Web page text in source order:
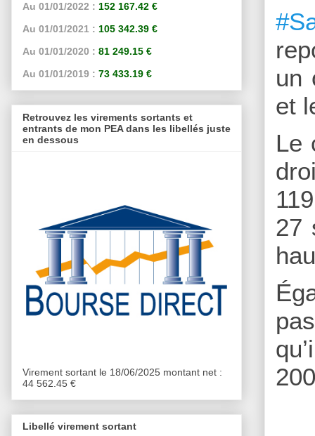
un
et
Le
27
Au 01/01/2022 : 152 167.42 €
Au 01/01/2021 : 105 342.39 €
Au 01/01/2020 : 81 249.15 €
Au 01/01/2019 : 73 433.19 €
Retrouvez les virements sortants et
entrants de mon PEA dans les libellés juste
en dessous
Virement sortant le 18/06/2025 montant net :
44 562.45 €
Libellé virement sortant